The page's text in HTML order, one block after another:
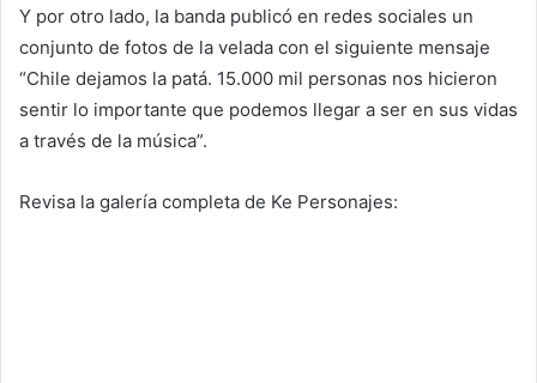
Y por otro lado, la banda publicó en redes sociales un
conjunto de fotos de la velada con el siguiente mensaje
“Chile dejamos la patá. 15.000 mil personas nos hicieron
sentir lo importante que podemos llegar a ser en sus vidas
a través de la música”.
Revisa la galería completa de Ke Personajes: